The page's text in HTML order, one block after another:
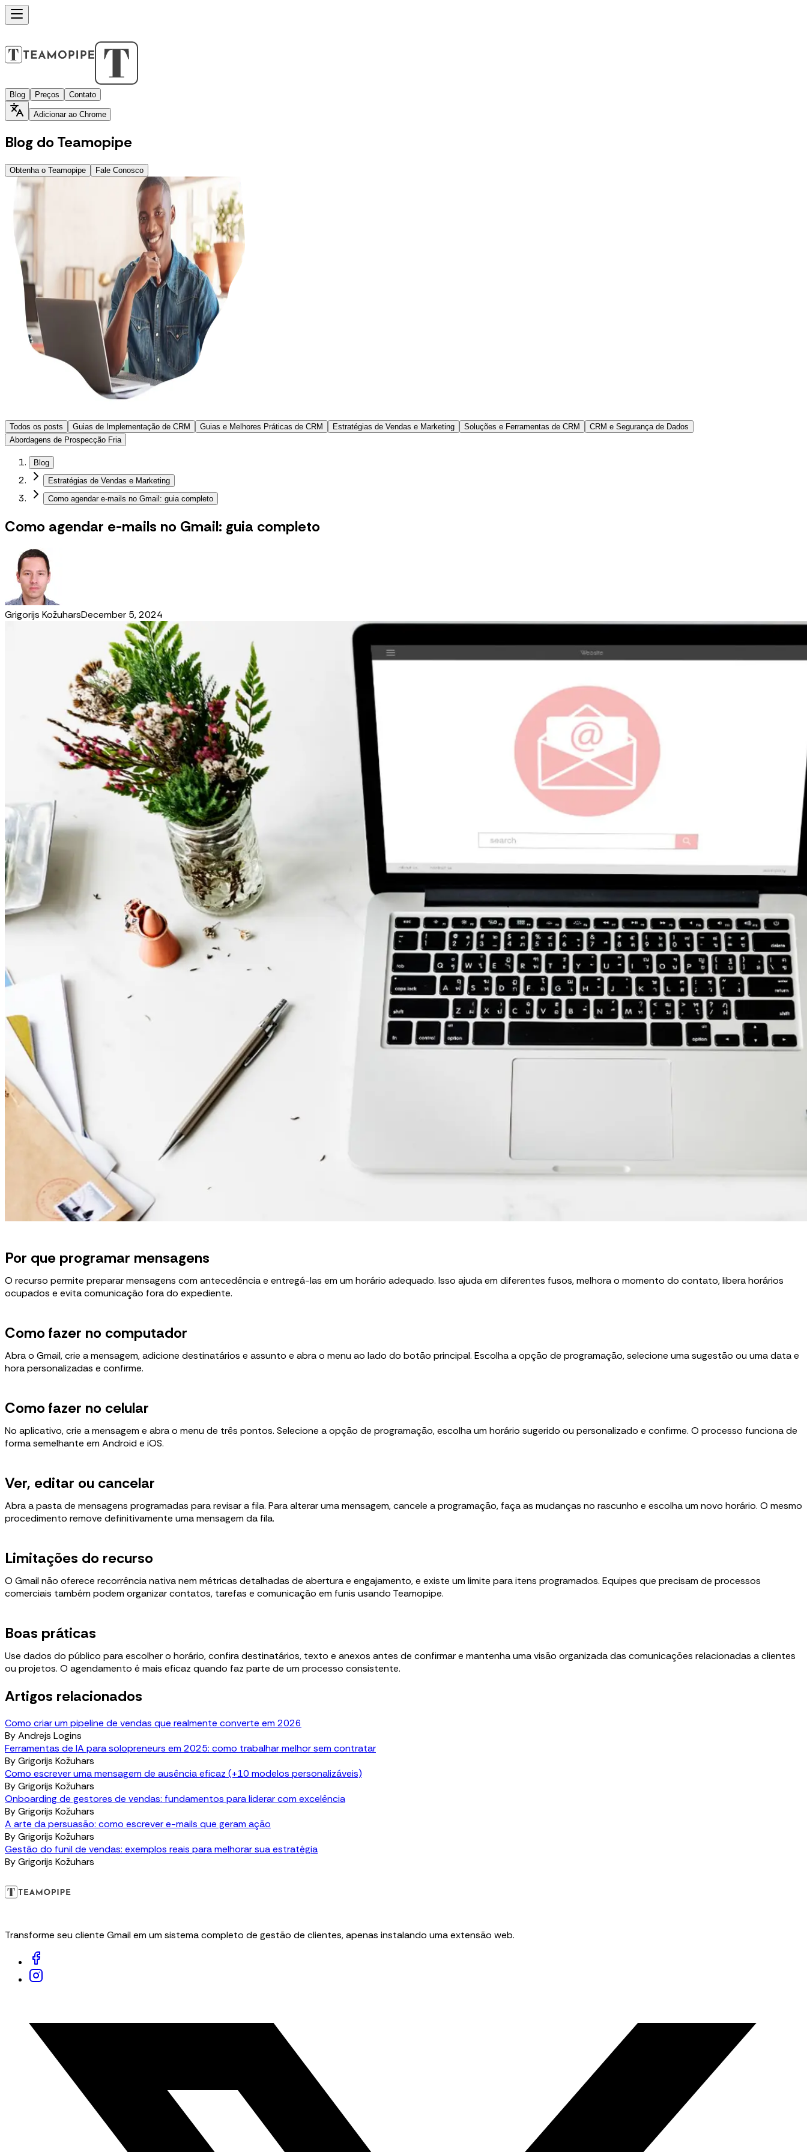
Blog Preços Contato
Adicionar ao Chrome
Blog do Teamopipe
Obtenha o Teamopipe Fale Conosco
Todos os posts Guias de Implementação de CRM Guias e Melhores Práticas de CRM Estratégias de Vendas e Marketing Soluções e Ferramentas de CRM
CRM e Segurança de Dados
Abordagens de Prospecção Fria
Blog
Estratégias de Vendas e Marketing
Como agendar e-mails no Gmail: guia completo
Como agendar e-mails no Gmail: guia completo
Grigorijs KožuharsDecember 5, 2024
Por que programar mensagens
O recurso permite preparar mensagens com antecedência e entregá-las em um horário adequado. Isso ajuda em diferentes fusos, melhora o momento do contato, libera horários
ocupados e evita comunicação fora do expediente.
Como fazer no computador
Abra o Gmail, crie a mensagem, adicione destinatários e assunto e abra o menu ao lado do botão principal. Escolha a opção de programação, selecione uma sugestão ou uma data e
hora personalizadas e confirme.
Como fazer no celular
No aplicativo, crie a mensagem e abra o menu de três pontos. Selecione a opção de programação, escolha um horário sugerido ou personalizado e confirme. O processo funciona de
forma semelhante em Android e iOS.
Ver, editar ou cancelar
Abra a pasta de mensagens programadas para revisar a fila. Para alterar uma mensagem, cancele a programação, faça as mudanças no rascunho e escolha um novo horário. O mesmo
procedimento remove definitivamente uma mensagem da fila.
Limitações do recurso
O Gmail não oferece recorrência nativa nem métricas detalhadas de abertura e engajamento, e existe um limite para itens programados. Equipes que precisam de processos
comerciais também podem organizar contatos, tarefas e comunicação em funis usando Teamopipe.
Boas práticas
Use dados do público para escolher o horário, confira destinatários, texto e anexos antes de confirmar e mantenha uma visão organizada das comunicações relacionadas a clientes
ou projetos. O agendamento é mais eficaz quando faz parte de um processo consistente.
Artigos relacionados
Como criar um pipeline de vendas que realmente converte em 2026
ByAndrejs Logins
Ferramentas de IA para solopreneurs em 2025: como trabalhar melhor sem contratar
ByGrigorijs Kožuhars
Como escrever uma mensagem de ausência eficaz (+10 modelos personalizáveis)
ByGrigorijs Kožuhars
Onboarding de gestores de vendas: fundamentos para liderar com excelência
ByGrigorijs Kožuhars
A arte da persuasão: como escrever e-mails que geram ação
ByGrigorijs Kožuhars
Gestão do funil de vendas: exemplos reais para melhorar sua estratégia
ByGrigorijs Kožuhars
Transforme seu cliente Gmail em um sistema completo de gestão de clientes, apenas instalando uma extensão web.